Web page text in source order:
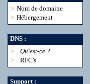
> Nom de domaine
> Hébergement
DNS :
>
Qu'est-ce ?
>
RFC's
Support :